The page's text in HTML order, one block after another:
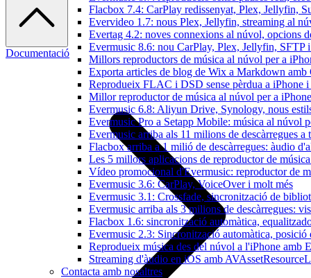
Flacbox 7.4: CarPlay redissenyat, Plex, Jellyfin,
Evervideo 1.7: nous Plex, Jellyfin, streaming al
Evertag 4.2: noves connexions al núvol, opcions
Evermusic 8.6: nou CarPlay, Plex, Jellyfin, SFTP
Millors reproductors de música al núvol per a
Exporta articles de blog de Wix a Markdown
Reprodueix FLAC i DSD sense pèrdua a iPhone
Millor reproductor de música al núvol per a
Evermusic 6.8: Aliyun Drive, Synology, nous
Evermusic Pro a Setapp Mobile: música al núvol
Evermusic arriba als 11 milions de descàrregues a
Flacbox arriba a 1 milió de descàrregues: àudio
Les 5 millors aplicacions de reproductor de
Vídeo promocional d'Evermusic: reproductor de
Evermusic 3.6: CarPlay, VoiceOver i molt més
Evermusic 3.1: Crossfade, sincronització de
Evermusic arriba als 3 milions de descàrregues:
Flacbox 1.6: sincronització automàtica,
Evermusic 2.3: Sincronització automàtica, posició
Reprodueix música des del núvol a l'iPhone amb
Streaming d'àudio en iOS amb
Contacta amb nosaltres
Documentació